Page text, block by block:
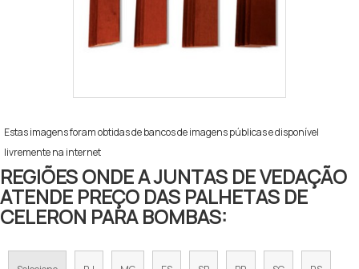
Estas imagens foram obtidas de bancos de imagens públicas e disponível
livremente na internet
REGIÕES ONDE A JUNTAS DE VEDAÇÃO
ATENDE PREÇO DAS PALHETAS DE
CELERON PARA BOMBAS: